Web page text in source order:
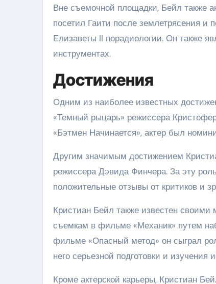
Вне съемочной площадки, Бейл также
посетил Гаити после землетрясения
Елизаветы II порадиологии. Он также
инструментах.
Достижения
Одним из наиболее известных
«Темный рыцарь» режиссера
«Бэтмен Начинается», актер был
Другим значимым достижением
режиссера Дэвида Финчера. За эту
положительные отзывы от критиков и
Кристиан Бейл также известен
съемкам в фильме «Механик» путем
фильме «Опасный метод» он сыграл
него серьезной подготовки и изучения
Кроме актерской карьеры, Кристиан